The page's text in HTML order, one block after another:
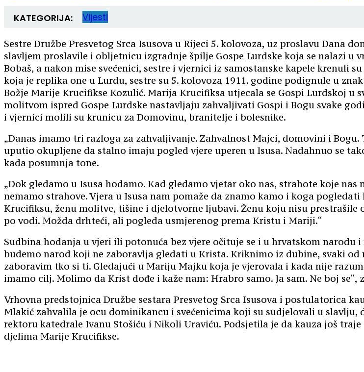
KATEGORIJA: Vijesti
Sestre Družbe Presvetog Srca Isusova u Rijeci 5. kolovoza, uz proslavu Dana
slavljem proslavile i obljetnicu izgradnje špilje Gospe Lurdske koja se nalazi u
Bobaš, a nakon mise svećenici, sestre i vjernici iz samostanske kapele krenuli
koja je replika one u Lurdu, sestre su 5. kolovoza 1911. godine podignule u
Božje Marije Krucifikse Kozulić. Marija Krucifiksa utjecala se Gospi Lurdskoj u
molitvom ispred Gospe Lurdske nastavljaju zahvaljivati Gospi i Bogu svake
i vjernici molili su krunicu za Domovinu, branitelje i bolesnike.
„Danas imamo tri razloga za zahvaljivanje. Zahvalnost Majci, domovini i Bogu.
uputio okupljene da stalno imaju pogled vjere uperen u Isusa. Nadahnuo se
kada posumnja tone.
„Dok gledamo u Isusa hodamo. Kad gledamo vjetar oko nas, strahote koje
nemamo strahove. Vjera u Isusa nam pomaže da znamo kamo i koga
Krucifiksu, ženu molitve, tišine i djelotvorne ljubavi. Ženu koju nisu prestrašile
po vodi. Možda drhteći, ali pogleda usmjerenog prema Kristu i Mariji.“
Sudbina hodanja u vjeri ili potonuća bez vjere očituje se i u hrvatskom
budemo narod koji ne zaboravlja gledati u Krista. Kriknimo iz dubine, svaki od
zaboravim tko si ti. Gledajući u Mariju Majku koja je vjerovala i kada nije
imamo cilj. Molimo da Krist dođe i kaže nam: Hrabro samo. Ja sam. Ne boj
Vrhovna predstojnica Družbe sestara Presvetog Srca Isusova i postulatorica
Mlakić zahvalila je ocu dominikancu i svećenicima koji su sudjelovali u slavlju,
rektoru katedrale Ivanu Stošiću i Nikoli Uraviću. Podsjetila je da kauza još
djelima Marije Krucifikse.